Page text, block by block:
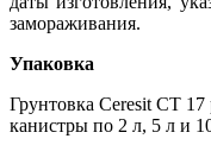
замораживания.
Упаковка
Грунтовка Ceresit CT 17
канистры по 2 л, 5 л и